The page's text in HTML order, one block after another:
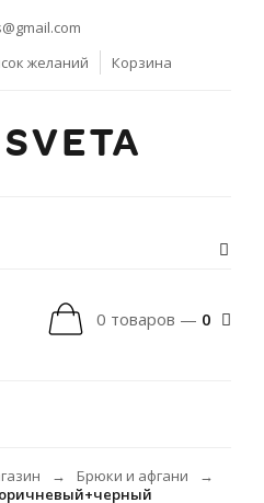
желаний Корзина
0 товаров — 0
→ Брюки и афгани →